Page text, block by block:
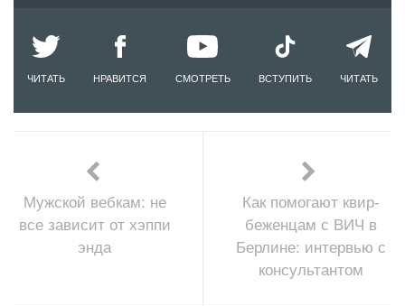
ЧИТАТЬ НРАВИТСЯ СМОТРЕТЬ ВСТУПИТЬ ЧИТАТЬ
Мужской вебкам: не
все зависит от хэппи
энда
Как помогают квир-
беженцам с ВИЧ в
Берлине: интервью с
консультантом